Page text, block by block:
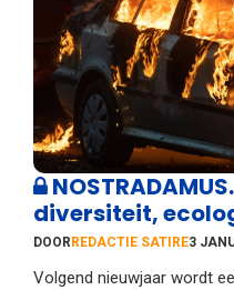
diversiteit,
DOOR REDACTIE SATIRE3
Volgend nieuwjaar wordt